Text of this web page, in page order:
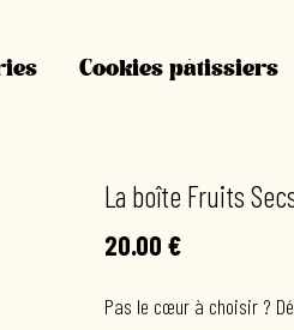
Cookies pâtissiers
La boîte Fruits
20.00 €
Pas le cœur à choisir ?